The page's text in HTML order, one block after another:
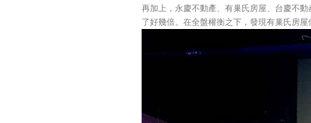
再加上，永慶不動產、有巢氏房屋、台慶不
了好幾倍。在全盤權衡之下，發現有巢氏房